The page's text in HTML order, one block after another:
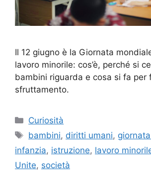
Il 12 giugno è la Giornata
lavoro minorile: cos’è, perché si
bambini riguarda e cosa si fa per
sfruttamento.
Categorie
Curiosità
Tag
bambini, diritti umani,
infanzia, istruzione, lavoro
Unite, società